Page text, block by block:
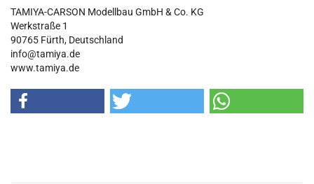
TAMIYA-CARSON Modellbau GmbH & Co. KG
Werkstraße 1
90765 Fürth, Deutschland
info@tamiya.de
www.tamiya.de